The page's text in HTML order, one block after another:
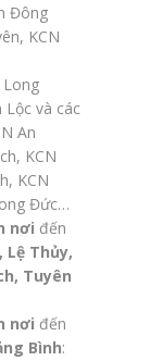
Đông
KCN
Long
Lộc và các
An
KCN
KCN
Đức…
nơi đến
Lệ Thủy,
Tuyên
nơi đến
Bình: